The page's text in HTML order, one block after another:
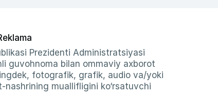
Prezidenti Administratsiyasi
guvohnoma bilan ommaviy axborot
fotografik, grafik, audio va/yoki
nashrining muallifligini ko‘rsatuvchi